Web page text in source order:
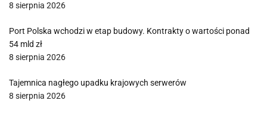
8 sierpnia 2026
Port Polska wchodzi w etap budowy. Kontrakty o wartości ponad
54 mld zł
8 sierpnia 2026
Tajemnica nagłego upadku krajowych serwerów
8 sierpnia 2026